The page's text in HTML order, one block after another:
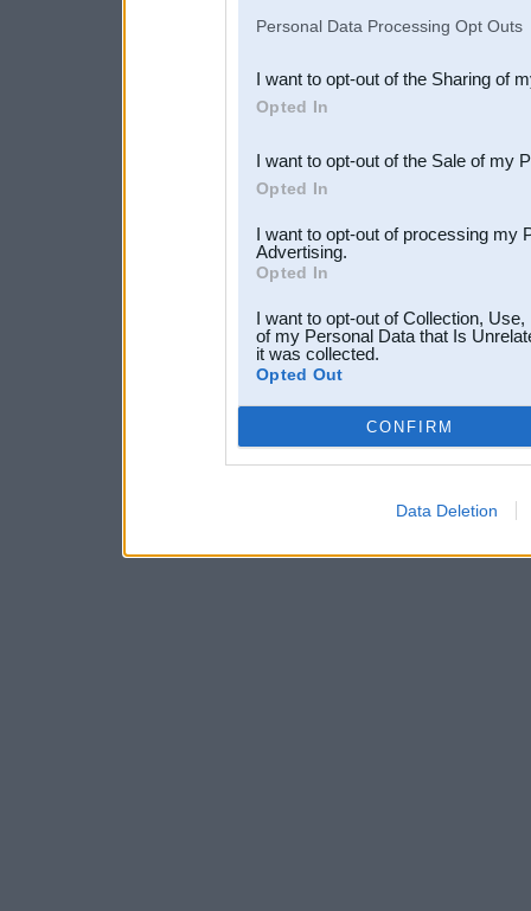
Downstream Participants
third parties.
Personal Data Processing Opt Outs
I want to opt-out of the Sharing of
Opted In
I want to opt-out of the Sale of my
Opted In
I want to opt-out of processing my
Advertising.
Opted In
I want to opt-out of Collection,
of my Personal Data that Is
it was collected.
Opted Out
CONFIRM
Data Deletion